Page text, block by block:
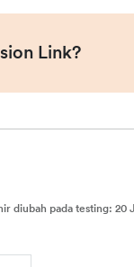
Link?
diubah pada testing: 20